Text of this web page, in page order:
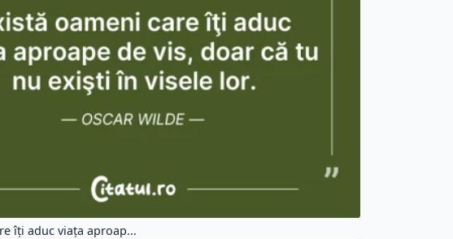
îţi aduc viaţa aproap...